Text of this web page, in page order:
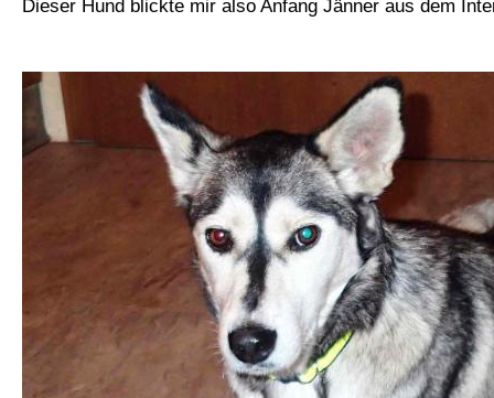
Dieser Hund blickte mir also Anfang Jänner aus dem